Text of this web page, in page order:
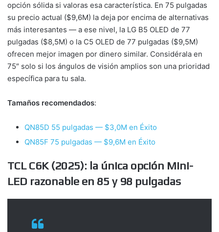
opción sólida si valoras esa característica. En 75 pulgadas
su precio actual ($9,6M) la deja por encima de alternativas
más interesantes — a ese nivel, la LG B5 OLED de 77
pulgadas ($8,5M) o la C5 OLED de 77 pulgadas ($9,5M)
ofrecen mejor imagen por dinero similar. Considérala en
75″ solo si los ángulos de visión amplios son una prioridad
específica para tu sala.
Tamaños recomendados:
QN85D 55 pulgadas — $3,0M en Éxito
QN85F 75 pulgadas — $9,6M en Éxito
TCL C6K (2025): la única opción Mini-
LED razonable en 85 y 98 pulgadas